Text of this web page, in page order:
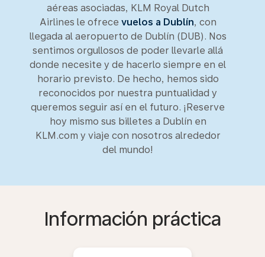
aéreas asociadas, KLM Royal Dutch
Airlines le ofrece vuelos a Dublín, con
llegada al aeropuerto de Dublín (DUB). Nos
sentimos orgullosos de poder llevarle allá
donde necesite y de hacerlo siempre en el
horario previsto. De hecho, hemos sido
reconocidos por nuestra puntualidad y
queremos seguir así en el futuro. ¡Reserve
hoy mismo sus billetes a Dublín en
KLM.com y viaje con nosotros alrededor
del mundo!
Información práctica